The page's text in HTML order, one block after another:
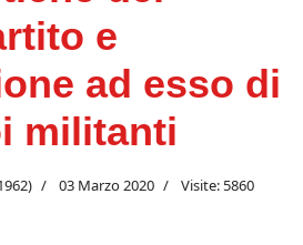
e
ad esso di
militanti
03 Marzo 2020 Visite: 5860